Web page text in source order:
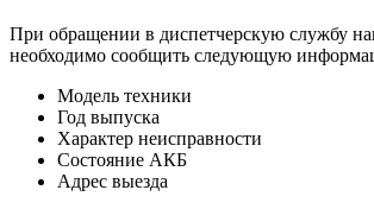
При обращении в диспетчерскую службу
необходимо сообщить следующую
Модель техники
Год выпуска
Характер неисправности
Состояние АКБ
Адрес выезда